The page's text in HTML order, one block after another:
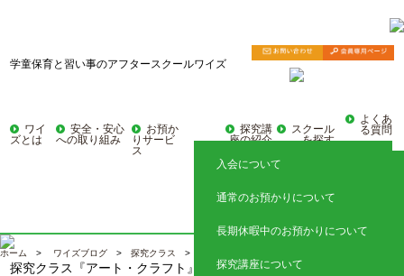
学童保育と習い事のアフタースクールワイズ
ワイ
ズとは
安全・安心
への取り組み
お預か
りサービ
ス
探究講
座の紹介
探究クラス
スクール
を探す
神奈川
埼玉
よくあ
る質問
入会について
通常のお預かりについて
長期休暇中のお預かりについて
探究講座について
ホーム > ワイズブログ > 探究クラス > 探究クラス『アート・クラフト』
探究クラス『アート・クラフト』
探究クラス